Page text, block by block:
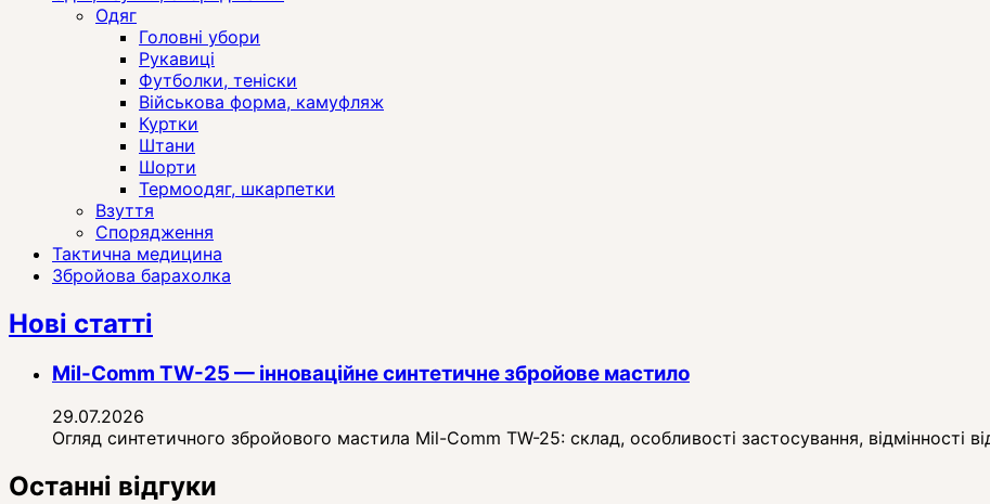
Одяг
Головні убори
Рукавиці
Футболки, теніски
Військова форма, камуфляж
Куртки
Штани
Шорти
Термоодяг, шкарпетки
Взуття
Спорядження
Тактична медицина
Збройова барахолка
Нові статті
Mil-Comm TW-25 — інноваційне синтетичне збройове мастило
29.07.2026
Огляд синтетичного збройового мастила Mil-Comm TW-25: склад, особливості застосування, відмінності
Останні відгуки